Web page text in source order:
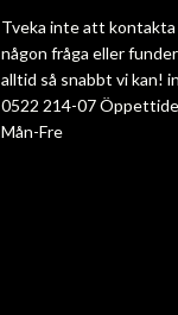
Tveka inte att kontakta
någon fråga eller
alltid så snabbt vi kan!
0522 214-07
Mån-Fre